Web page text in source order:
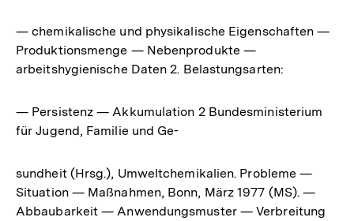
— chemikalische und physikalische Eigenschaften —
Produktionsmenge — Nebenprodukte —
arbeitshygienische Daten 2. Belastungsarten:
— Persistenz — Akkumulation 2 Bundesministerium
für Jugend, Familie und Ge-
sundheit (Hrsg.), Umweltchemikalien. Probleme —
Situation — Maßnahmen, Bonn, März 1977 (MS). —
Abbaubarkeit — Anwendungsmuster — Verbreitung